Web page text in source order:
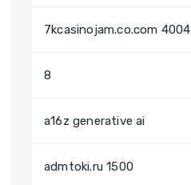
7kcasinojam.co.com 4004
8
a16z generative ai
admtoki.ru 1500